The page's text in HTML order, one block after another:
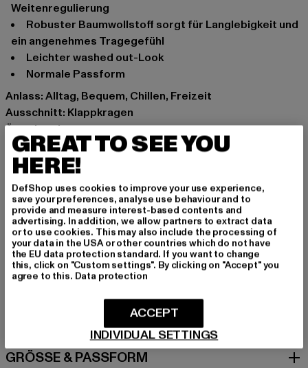
Weitenregulierung
robuster Baumwollstoff sorgt für Langlebigkeit und
ein angenehmes Tragegefühl
leichter washed out-Look
normale Passform
Anlass: Alltag, Bequem, Chillen, Freizeit
Ausschnitt: Klappkragen
Ärmelart: Langarm
Verschlussarten: Knopfleiste
Schnitt: Normal
Marke: Brandit
Kat.: Hemden
Farbe: schwarz
Hersteller Farbe: black
Materialzusammensetzung: 100% Baumwolle
Art.Nr: BD9373-00007
Spichernstraße 6a | 50672 Köln | DE
GRÖSSE & PASSFORM
GREAT TO SEE YOU
HERE!
DefShop uses cookies to improve your use experience,
save your preferences, analyse use behaviour and to
provide and measure interest-based contents and
advertising. In addition, we allow partners to extract data
or to use cookies. This may also include the processing of
your data in the USA or other countries which do not have
the EU data protection standard. If you want to change
this, click on "Custom settings". By clicking on "Accept" you
agree to this. Data protection
INDIVIDUAL SETTINGS
ACCEPT